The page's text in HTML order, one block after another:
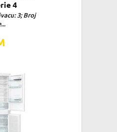
4
3; Broj